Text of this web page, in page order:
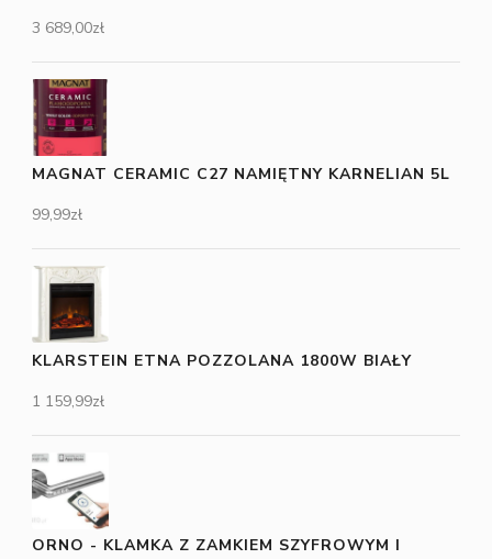
3 689,00zł
MAGNAT CERAMIC C27 NAMIĘTNY KARNELIAN 5L
99,99zł
KLARSTEIN ETNA POZZOLANA 1800W BIAŁY
1 159,99zł
ORNO - KLAMKA Z ZAMKIEM SZYFROWYM I